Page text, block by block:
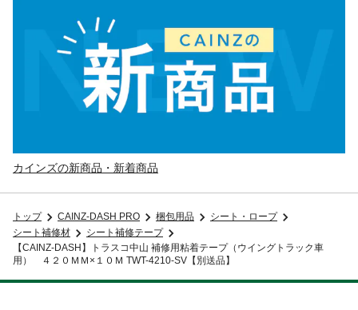
カインズの新商品・新着商品
トップ CAINZ-DASH PRO 梱包用品
シート・ロープ
シート補修材
シート補修テープ
【CAINZ-DASH】トラスコ中山 補修用粘着テープ（ウイングトラック車
用） ４２０ＭＭ×１０Ｍ TWT-4210-SV【別送品】